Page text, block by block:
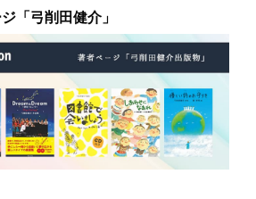
「弓削田健介」